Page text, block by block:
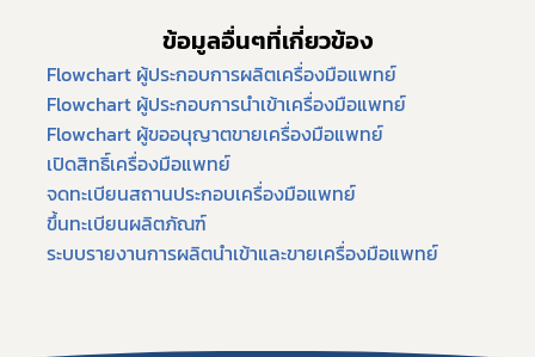
ข้อมูลอื่นๆที่เกี่ยวข้อง
Flowchart ผู้ประกอบการผลิตเครื่องมือแพทย์
Flowchart ผู้ประกอบการนำเข้าเครื่องมือแพทย์
Flowchart ผู้ขออนุญาตขายเครื่องมือแพทย์
เปิดสิทธิ์เครื่องมือแพทย์
จดทะเบียนสถานประกอบเครื่องมือแพทย์
ขึ้นทะเบียนผลิตภัณฑ์
ระบบรายงานการผลิตนำเข้าและขายเครื่องมือแพทย์